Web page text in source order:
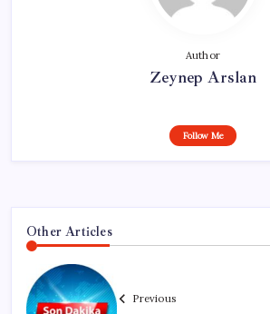
Author
Zeynep Arslan
Follow Me
Other Articles
Previous